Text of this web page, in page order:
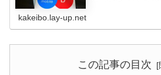
kakeibo.lay-up.net
この記事の目次